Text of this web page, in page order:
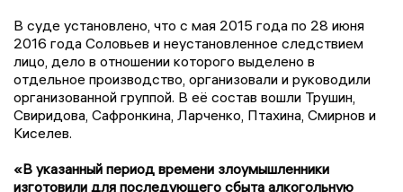
В суде установлено, что с мая 2015 года по 28 июня
2016 года Соловьев и неустановленное следствием
лицо, дело в отношении которого выделено в
отдельное производство, организовали и руководили
организованной группой. В её состав вошли Трушин,
Свиридова, Сафронкина, Ларченко, Птахина, Смирнов и
Киселев.
«В указанный период времени злоумышленники
изготовили для последующего сбыта алкогольную